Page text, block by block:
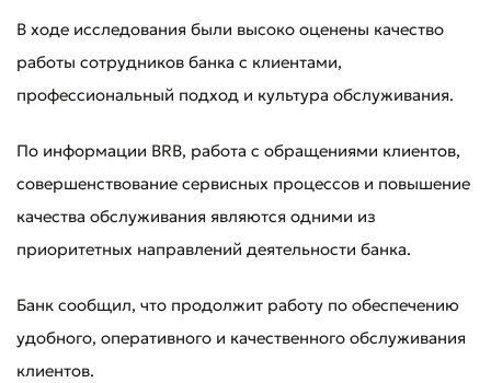
В ходе исследования были высоко оценены качество
работы сотрудников банка с клиентами,
профессиональный подход и культура обслуживания.
По информации BRB, работа с обращениями клиентов,
совершенствование сервисных процессов и повышение
качества обслуживания являются одними из
приоритетных направлений деятельности банка.
Банк сообщил, что продолжит работу по обеспечению
удобного, оперативного и качественного обслуживания
клиентов.